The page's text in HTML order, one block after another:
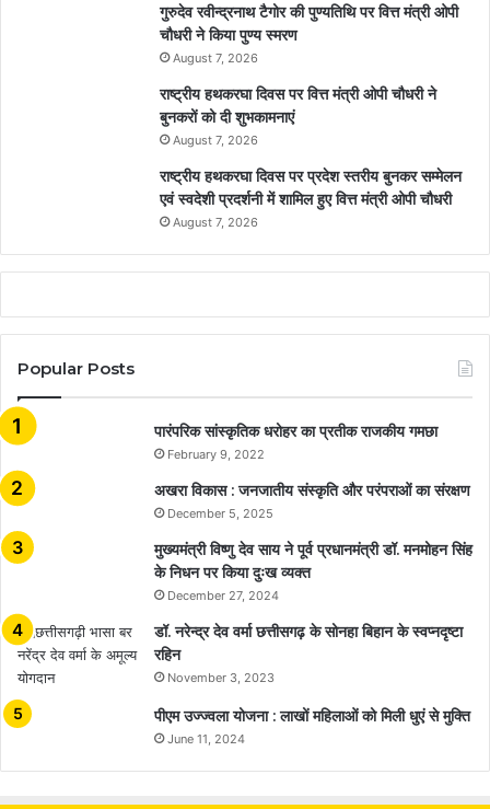
गुरुदेव रवीन्द्रनाथ टैगोर की पुण्यतिथि पर वित्त मंत्री ओपी
चौधरी ने किया पुण्य स्मरण
August 7, 2026
राष्ट्रीय हथकरघा दिवस पर वित्त मंत्री ओपी चौधरी ने
बुनकरों को दी शुभकामनाएं
August 7, 2026
राष्ट्रीय हथकरघा दिवस पर प्रदेश स्तरीय बुनकर सम्मेलन
एवं स्वदेशी प्रदर्शनी में शामिल हुए वित्त मंत्री ओपी चौधरी
August 7, 2026
Popular Posts
​​​​​​​पारंपरिक सांस्कृतिक धरोहर का प्रतीक राजकीय गमछा
February 9, 2022
अखरा विकास : जनजातीय संस्कृति और परंपराओं का संरक्षण
December 5, 2025
मुख्यमंत्री विष्णु देव साय ने पूर्व प्रधानमंत्री डॉ. मनमोहन सिंह
के निधन पर किया दुःख व्यक्त
December 27, 2024
डॉ. नरेन्द्र देव वर्मा छत्तीसगढ़ के सोनहा बिहान के स्वप्नदृष्टा
रहिन
November 3, 2023
पीएम उज्ज्वला योजना : लाखों महिलाओं को मिली धुएं से मुक्ति
June 11, 2024